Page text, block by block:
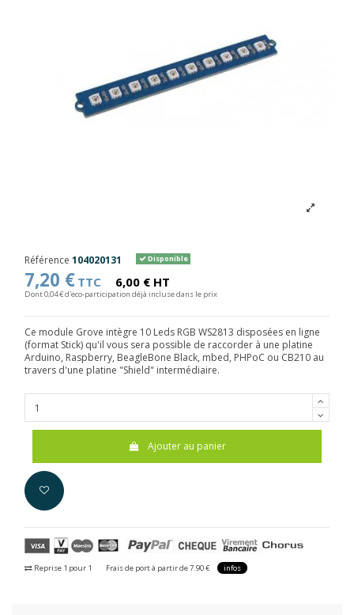
Référence 104020131 Disponible
7,20 € TTC 6,00 € HT
Dont 0,04 € d'eco-participation déjà incluse dans le prix
Ce module Grove intègre 10 Leds RGB WS2813 disposées en ligne
(format Stick) qu'il vous sera possible de raccorder à une platine
Arduino, Raspberry, BeagleBone Black, mbed, PHPoC ou CB210 au
travers d'une platine "Shield" intermédiaire.
Ajouter au panier
Reprise 1 pour 1 Frais de port à partir de 7.90 € infos